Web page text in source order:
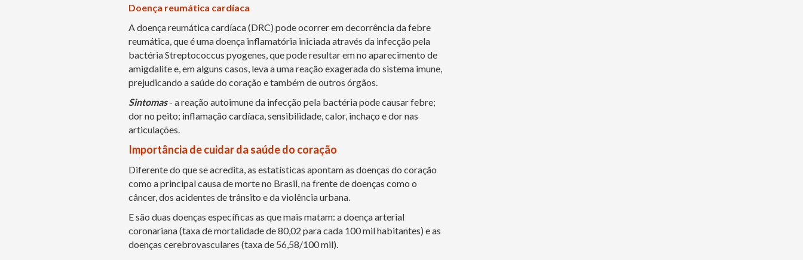
Doença reumática cardíaca
A doença reumática cardíaca (DRC) pode ocorrer em decorrência da febre
reumática, que é uma doença inflamatória iniciada através da infecção pela
bactéria Streptococcus pyogenes, que pode resultar em no aparecimento de
amigdalite e, em alguns casos, leva a uma reação exagerada do sistema imune,
prejudicando a saúde do coração e também de outros órgãos.
Sintomas- a reação autoimune da infecção pela bactéria pode causar febre;
dor no peito; inflamação cardíaca, sensibilidade, calor, inchaço e dor nas
articulações.
Importância de cuidar da saúde do coração
Diferente do que se acredita, as estatísticas apontam as doenças do coração
como a principal causa de morte no Brasil, na frente de doenças como o
câncer, dos acidentes de trânsito e da violência urbana.
E são duas doenças específicas as que mais matam: a doença arterial
coronariana (taxa de mortalidade de 80,02 para cada 100 mil habitantes) e as
doenças cerebrovasculares (taxa de 56,58/100 mil).